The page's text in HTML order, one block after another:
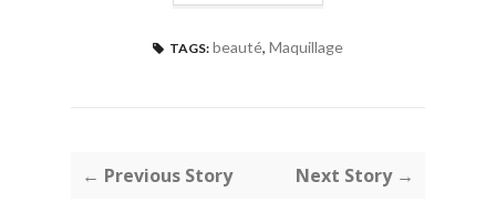
TAGS: beauté, Maquillage
← Previous Story Next Story →